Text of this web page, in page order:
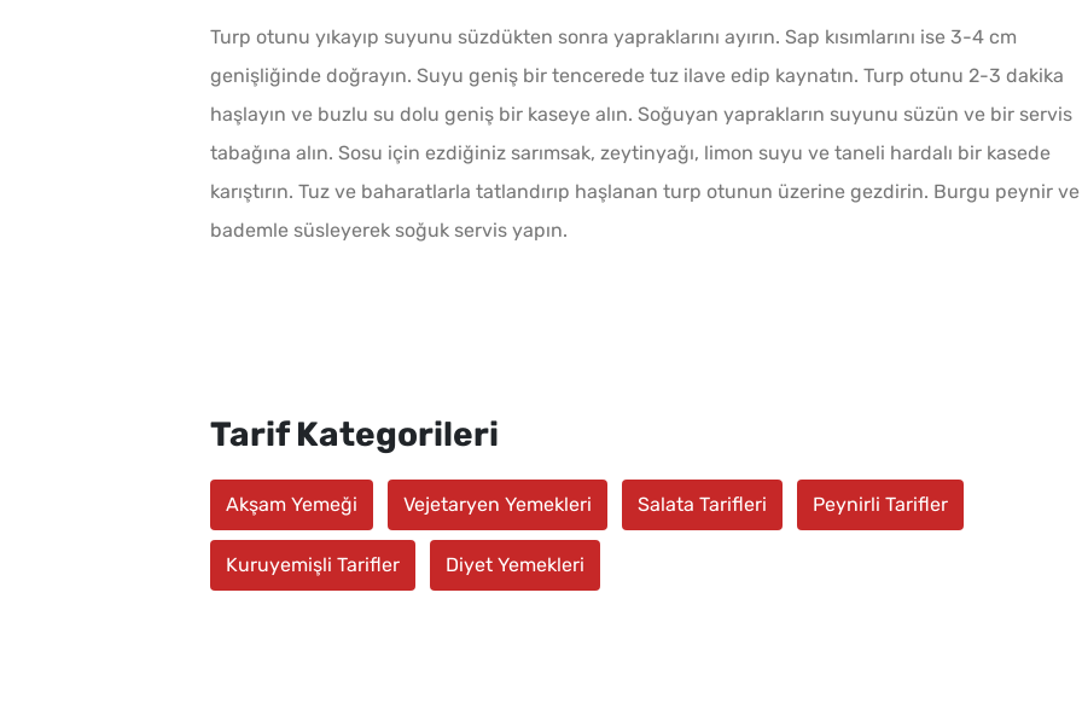
Turp otunu yıkayıp suyunu süzdükten sonra yapraklarını ayırın. Sap kısımlarını ise 3-4 cm
genişliğinde doğrayın. Suyu geniş bir tencerede tuz ilave edip kaynatın. Turp otunu 2-3 dakika
haşlayın ve buzlu su dolu geniş bir kaseye alın. Soğuyan yaprakların suyunu süzün ve bir servis
tabağına alın. Sosu için ezdiğiniz sarımsak, zeytinyağı, limon suyu ve taneli hardalı bir kasede
karıştırın. Tuz ve baharatlarla tatlandırıp haşlanan turp otunun üzerine gezdirin. Burgu peynir ve
bademle süsleyerek soğuk servis yapın.
Tarif Kategorileri
Akşam Yemeği Vejetaryen Yemekleri Salata Tarifleri Peynirli Tarifler
Kuruyemişli Tarifler Diyet Yemekleri